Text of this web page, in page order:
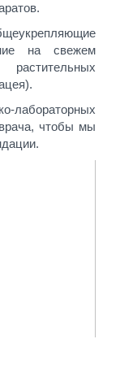
на свежем
лабораторных
чтобы мы